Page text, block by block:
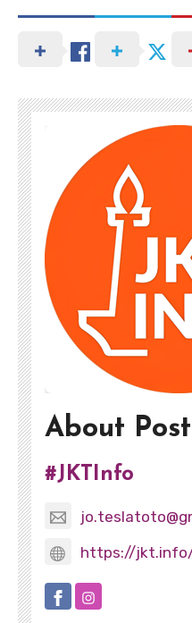
About
#JKTInfo
https://